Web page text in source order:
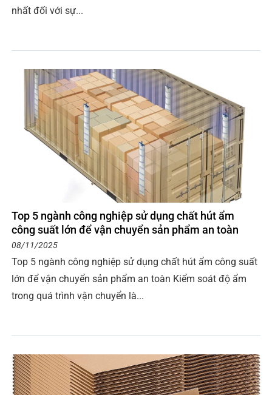
nhất đối với sự...
Top 5 ngành công nghiệp sử dụng chất hút ẩm
công suất lớn để vận chuyển sản phẩm an toàn
08/11/2025
Top 5 ngành công nghiệp sử dụng chất hút ẩm công suất
lớn để vận chuyển sản phẩm an toàn Kiểm soát độ ẩm
trong quá trình vận chuyển là...